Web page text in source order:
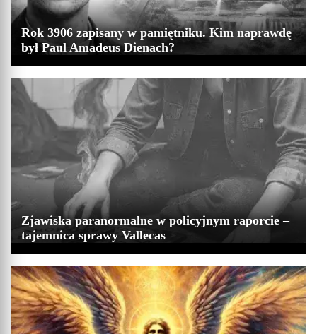
Rok 3906 zapisany w pamiętniku. Kim naprawdę
był Paul Amadeus Dienach?
Zjawiska paranormalne w policyjnym raporcie –
tajemnica sprawy Vallecas